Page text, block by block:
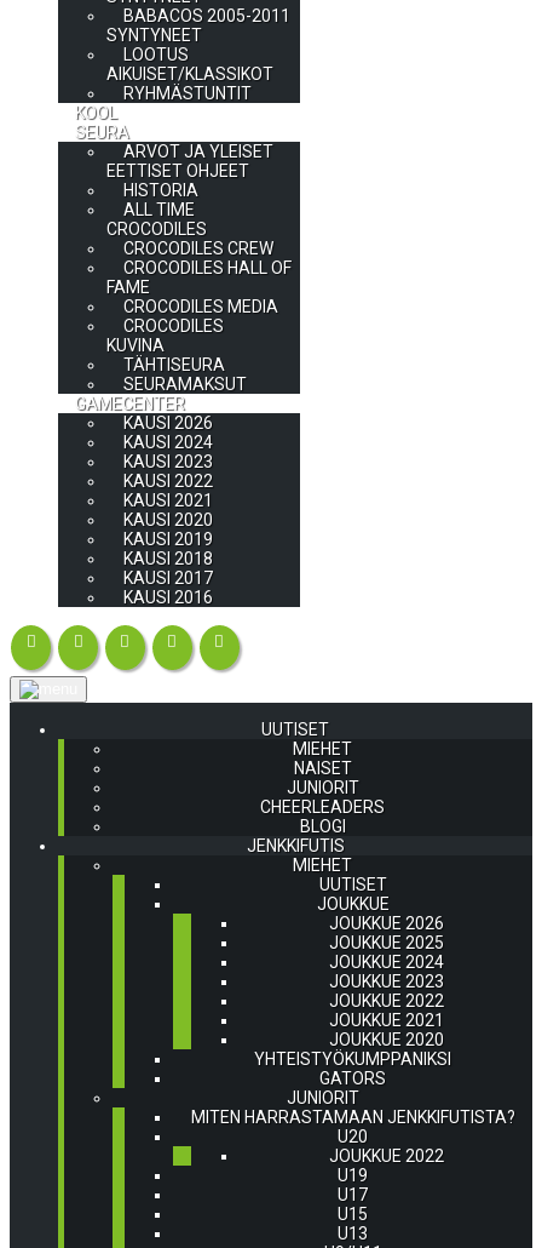
BABACOS 2005-2011
SYNTYNEET
LOOTUS
AIKUISET/KLASSIKOT
RYHMÄSTUNTIT
KOOL
SEURA
ARVOT JA YLEISET
EETTISET OHJEET
HISTORIA
ALL TIME
CROCODILES
CROCODILES CREW
CROCODILES HALL OF
FAME
CROCODILES MEDIA
CROCODILES
KUVINA
TÄHTISEURA
SEURAMAKSUT
GAMECENTER
KAUSI 2026
KAUSI 2024
KAUSI 2023
KAUSI 2022
KAUSI 2021
KAUSI 2020
KAUSI 2019
KAUSI 2018
KAUSI 2017
KAUSI 2016
UUTISET
MIEHET
NAISET
JUNIORIT
CHEERLEADERS
BLOGI
JENKKIFUTIS
MIEHET
UUTISET
JOUKKUE
JOUKKUE 2026
JOUKKUE 2025
JOUKKUE 2024
JOUKKUE 2023
JOUKKUE 2022
JOUKKUE 2021
JOUKKUE 2020
YHTEISTYÖKUMPPANIKSI
GATORS
JUNIORIT
MITEN HARRASTAMAAN JENKKIFUTISTA?
U20
JOUKKUE 2022
U19
U17
U15
U13